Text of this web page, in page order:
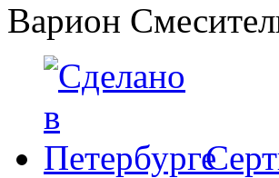
Варион